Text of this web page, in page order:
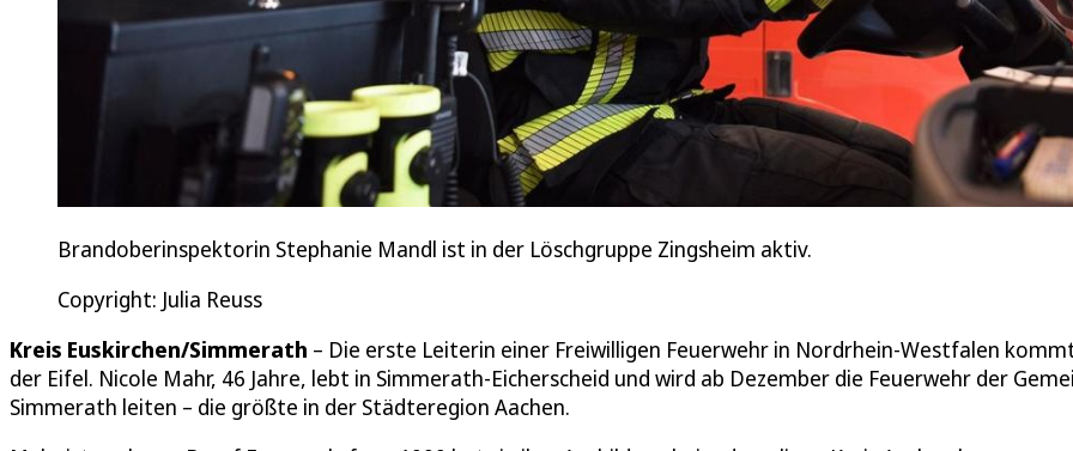
Brandoberinspektorin Stephanie Mandl ist in der Löschgruppe Zingsheim aktiv.
Copyright: Julia Reuss
Kreis Euskirchen/Simmerath – Die erste Leiterin einer Freiwilligen Feuerwehr in Nordrhein-Westfalen
der Eifel. Nicole Mahr, 46 Jahre, lebt in Simmerath-Eicherscheid und wird ab Dezember die Feuerwehr der
Simmerath leiten – die größte in der Städteregion Aachen.